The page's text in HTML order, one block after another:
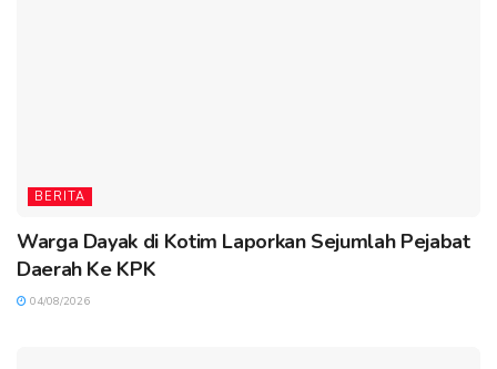
BERITA
Warga Dayak di Kotim Laporkan Sejumlah Pejabat
Daerah Ke KPK
04/08/2026